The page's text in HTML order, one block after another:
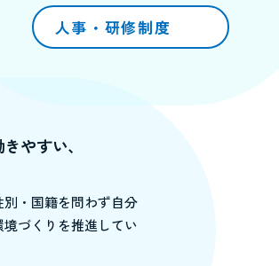
やすい、
・国籍を問わず自分
境づくりを推進してい
人事・研修制度